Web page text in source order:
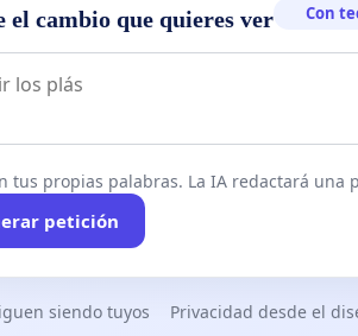
el cambio que quieres ver Con
tus propias palabras. La IA redactará una
petición
siendo tuyos Privacidad desde el